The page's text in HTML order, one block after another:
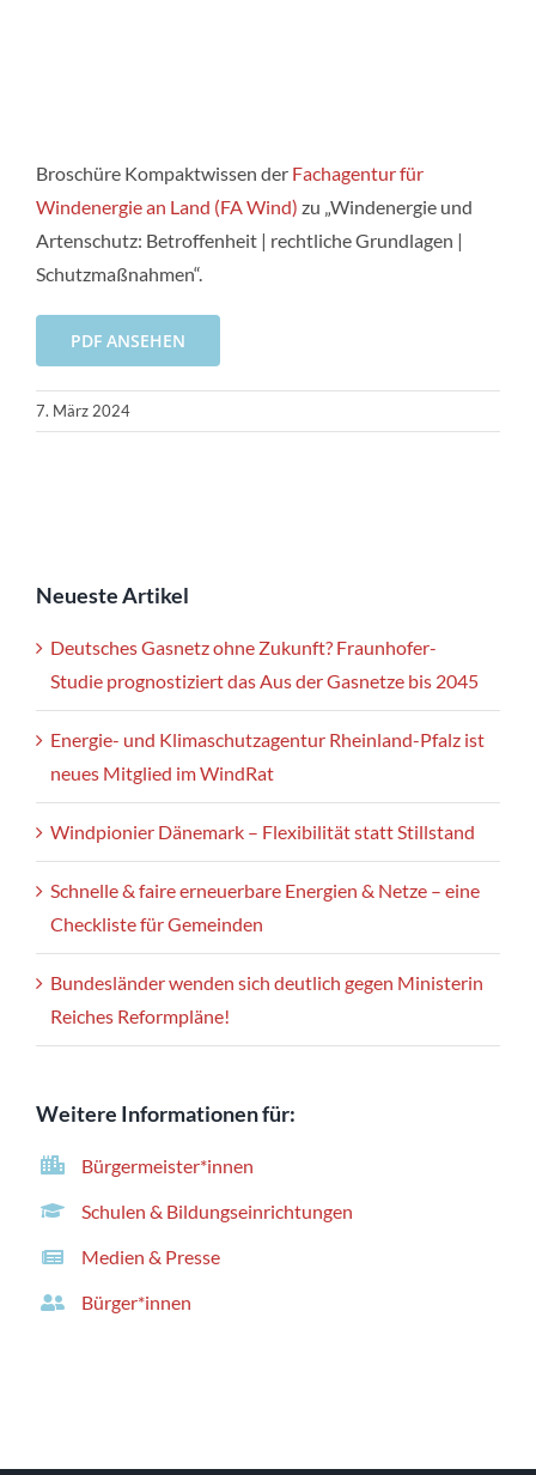
Broschüre Kompaktwissen der Fachagentur für
Windenergie an Land (FA Wind) zu „Windenergie und
Artenschutz: Betroffenheit | rechtliche Grundlagen |
Schutzmaßnahmen“.
PDF ANSEHEN
7. März 2024
Neueste Artikel
Deutsches Gasnetz ohne Zukunft? Fraunhofer-
Studie prognostiziert das Aus der Gasnetze bis 2045
Energie- und Klimaschutzagentur Rheinland-Pfalz ist
neues Mitglied im WindRat
Windpionier Dänemark – Flexibilität statt Stillstand
Schnelle & faire erneuerbare Energien & Netze – eine
Checkliste für Gemeinden
Bundesländer wenden sich deutlich gegen Ministerin
Reiches Reformpläne!
Weitere Informationen für:
Bürgermeister*innen
Schulen & Bildungseinrichtungen
Medien & Presse
Bürger*innen